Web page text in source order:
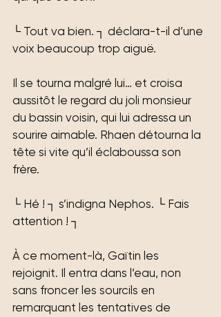
└ Tout va bien. ┐ déclara-t-il d’une
voix beaucoup trop aiguë.
Il se tourna malgré lui… et croisa
aussitôt le regard du joli monsieur
du bassin voisin, qui lui adressa un
sourire aimable. Rhaen détourna la
tête si vite qu’il éclaboussa son
frère.
└ Hé ! ┐ s’indigna Nephos. └ Fais
attention ! ┐
À ce moment-là, Gaïtin les
rejoignit. Il entra dans l’eau, non
sans froncer les sourcils en
remarquant les tentatives de